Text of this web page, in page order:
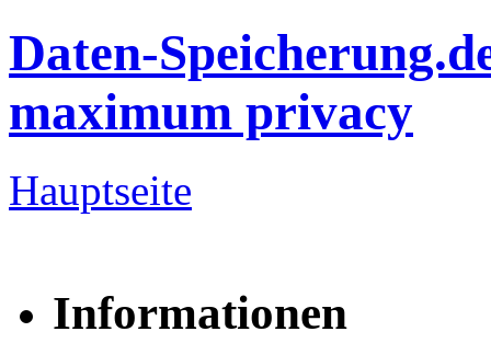
Daten-
maximum privacy
Hauptseite
Informationen